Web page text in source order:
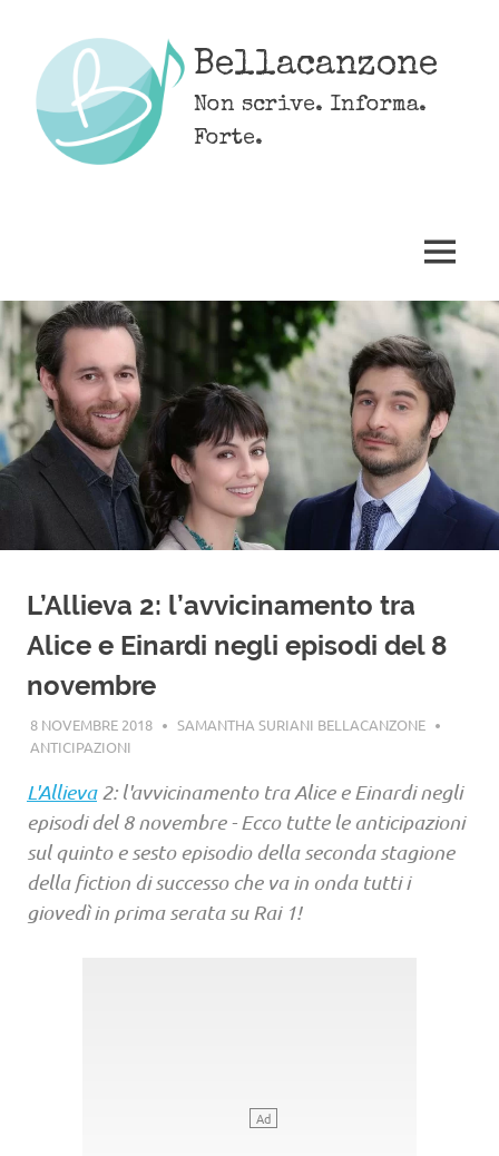
content
Bellacanzone
Non scrive. Informa.
Forte.
MENU
L’Allieva 2: l’avvicinamento tra
Alice e Einardi negli episodi del 8
novembre
8 NOVEMBRE 2018
SAMANTHA SURIANI BELLACANZONE
ANTICIPAZIONI
L'Allieva2: l'avvicinamento tra Alice e Einardi negli
episodi del 8 novembre - Ecco tutte le anticipazioni
sul quinto e sesto episodio della seconda stagione
della fiction di successo che va in onda tutti i
giovedì in prima serata su Rai 1!